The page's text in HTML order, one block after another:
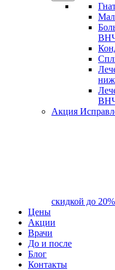
Акция
скидкой до
Цены
Акции
Врачи
До и после
Блог
Контакты